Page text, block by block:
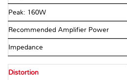
Peak: 160W
Recommended Amplifier Power
Impedance
Distortion